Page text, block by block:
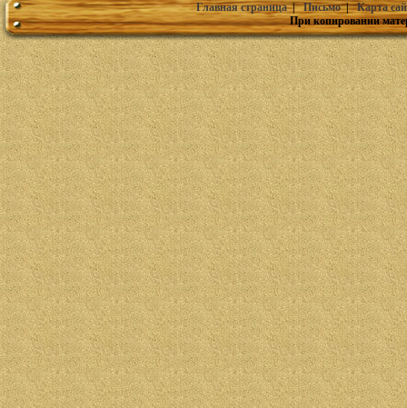
Главная страница|Письмо|Карта
При копировании